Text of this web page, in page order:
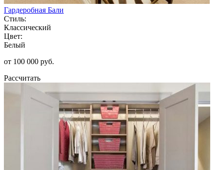
Гардеробная Бали
Стиль:
Классический
Цвет:
Белый
от 100 000 руб.
Рассчитать